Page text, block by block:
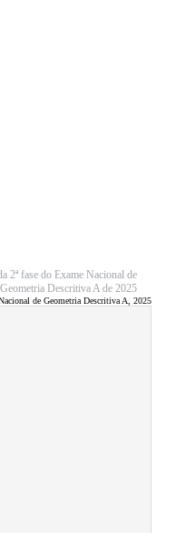
2ª fase do Exame Nacional de
Geometria Descritiva A de 2025
de Geometria Descritiva A, 2025